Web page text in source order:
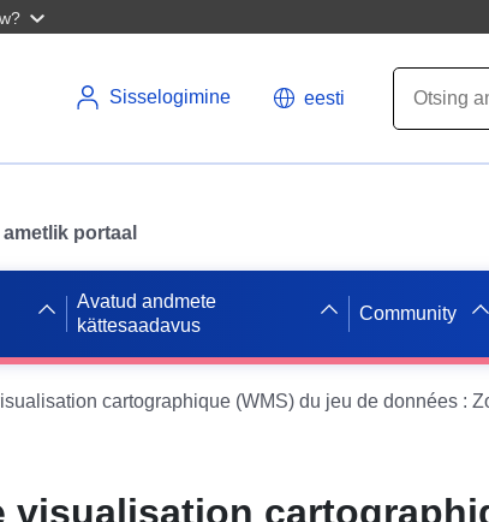
Sisselogimine eesti
portaal
Avatud andmete
kättesaadavus
Community
visualisation